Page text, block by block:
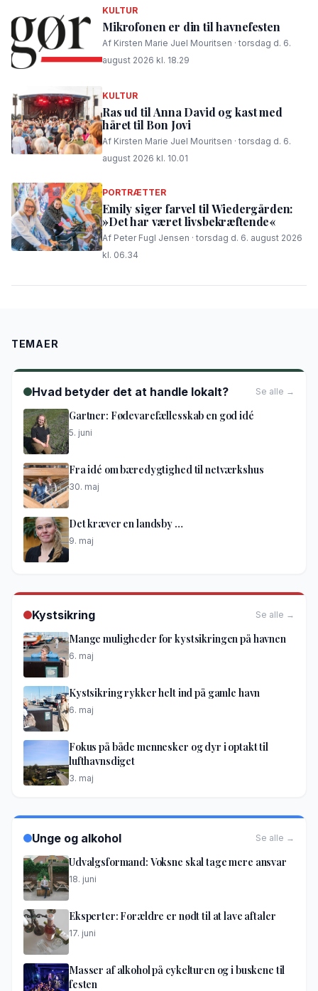
KULTUR
Mikrofonen er din til havnefesten
Af Kirsten Marie Juel Mouritsen · torsdag d. 6.
august 2026 kl. 18.29
KULTUR
Ras ud til Anna David og kast med
håret til Bon Jovi
Af Kirsten Marie Juel Mouritsen · torsdag d. 6.
august 2026 kl. 10.01
PORTRÆTTER
Emily siger farvel til Wiedergården:
»Det har været livsbekræftende«
Af Peter Fugl Jensen · torsdag d. 6. august 2026
kl. 06.34
TEMAER
Hvad betyder det at handle lokalt? Se alle →
Gartner: Fødevarefællesskab en god idé
5. juni
Fra idé om bæredygtighed til netværkshus
30. maj
Det kræver en landsby …
9. maj
Kystsikring Se alle →
Mange muligheder for kystsikringen på havnen
6. maj
Kystsikring rykker helt ind på gamle havn
6. maj
Fokus på både mennesker og dyr i optakt til
lufthavnsdiget
3. maj
Unge og alkohol Se alle →
Udvalgsformand: Voksne skal tage mere ansvar
18. juni
Eksperter: Forældre er nødt til at lave aftaler
17. juni
Masser af alkohol på cykelturen og i buskene til
festen